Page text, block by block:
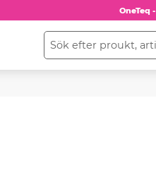
OneTeq